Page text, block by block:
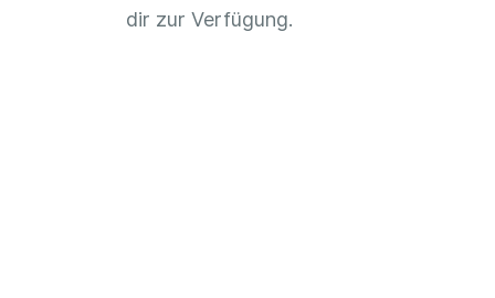
dir zur Verfügung.